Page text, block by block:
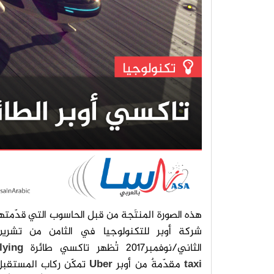
هذه الصورة المنتَجة من قبل الحاسوب التي
شركة أوبر للتكنولوجيا في الثامن من
الثاني/نوفمبر2017 تُظهر تاكسي طائرة
taxi مقدّمةٌ من أوبرUber تمكّن ركاب